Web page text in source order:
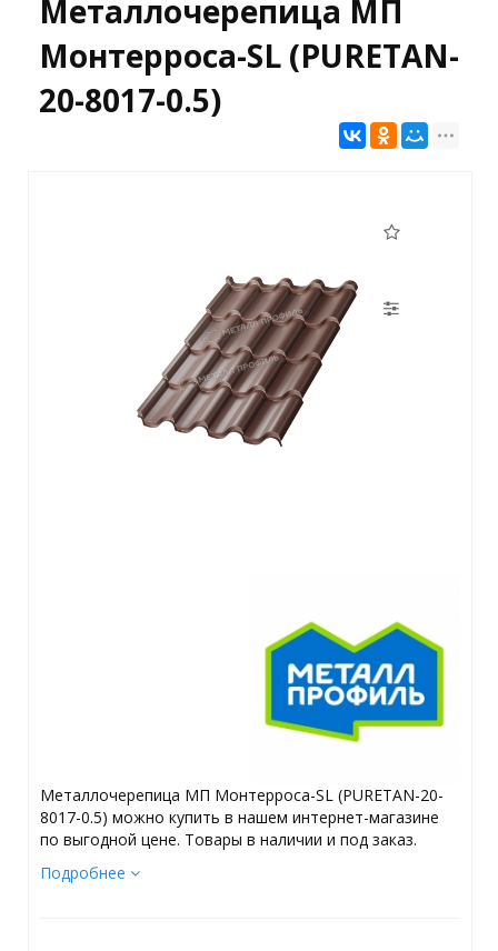
Металлочерепица МП
Монтерроса-SL (PURETAN-
20-8017-0.5)
Металлочерепица МП Монтерроса-SL (PURETAN-20-
8017-0.5) можно купить в нашем интернет-магазине
по выгодной цене. Товары в наличии и под заказ.
Подробнее